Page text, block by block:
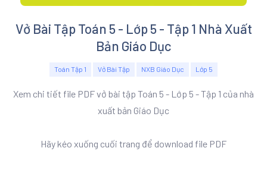
Vở Bài Tập Toán 5 - Lớp 5 - Tập 1 Nhà Xuất
Bản Giáo Dục
Toán Tập 1 Vở Bài Tập NXB Giáo Dục Lớp 5
Xem chi tiết file PDF vở bài tập Toán 5 - Lớp 5 - Tập 1 của nhà
xuất bản Giáo Dục
Hãy kéo xuống cuối trang để download file PDF